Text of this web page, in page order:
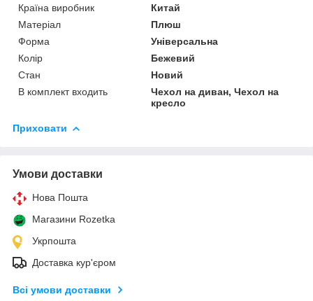
Країна виробник
Китай
Матеріал
Плюш
Форма
Універсальна
Колір
Бежевий
Стан
Новий
В комплект входить
Чехол на диван, Чехол на
кресло
Приховати
Умови доставки
Нова Пошта
Магазини Rozetka
Укрпошта
Доставка кур'єром
Всі умови доставки